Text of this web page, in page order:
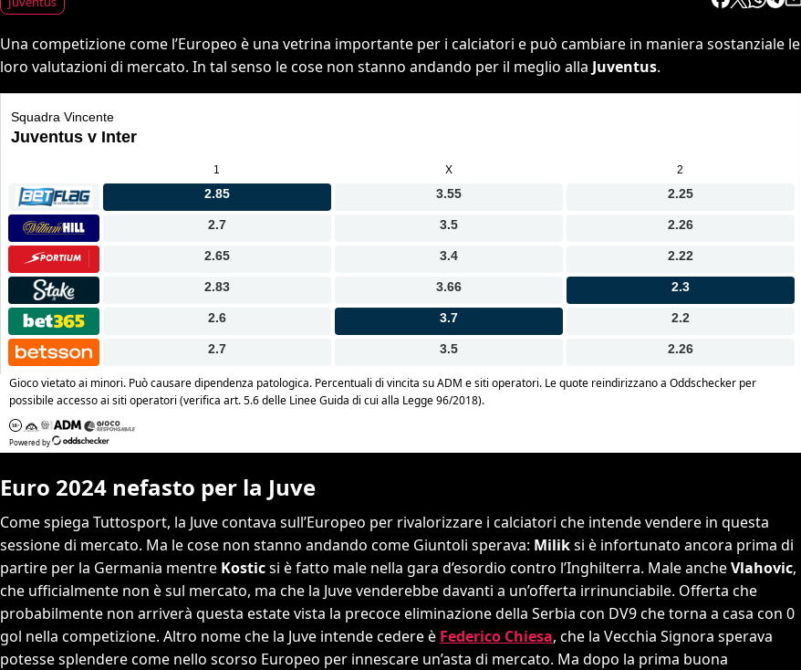
Una competizione come l’Europeo è una vetrina importante per i calciatori e può cambiare in maniera sostanziale le
loro valutazioni di mercato. In tal senso le cose non stanno andando per il meglio alla Juventus.
Euro 2024 nefasto per la Juve
Come spiega Tuttosport, la Juve contava sull’Europeo per rivalorizzare i calciatori che intende vendere in questa
sessione di mercato. Ma le cose non stanno andando come Giuntoli sperava: Miliksi è infortunato ancora prima di
partire per la Germania mentre Kosticsi è fatto male nella gara d’esordio contro l’Inghilterra. Male ancheVlahovic,
che ufficialmente non è sul mercato, ma che la Juve venderebbe davanti a un’offerta irrinunciabile. Offerta che
probabilmente non arriverà questa estate vista la precoce eliminazione della Serbia con DV9 che torna a casa con 0
gol nella competizione. Altro nome che la Juve intende cedere è Federico Chiesa, che la Vecchia Signora sperava
potesse splendere come nello scorso Europeo per innescare un’asta di mercato. Ma dopo la prima buona